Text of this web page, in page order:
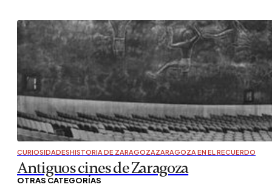
CURIOSIDADESHISTORIA DE ZARAGOZAZARAGOZA EN EL RECUERDO
Antiguos cines de Zaragoza
OTRAS CATEGORÍAS